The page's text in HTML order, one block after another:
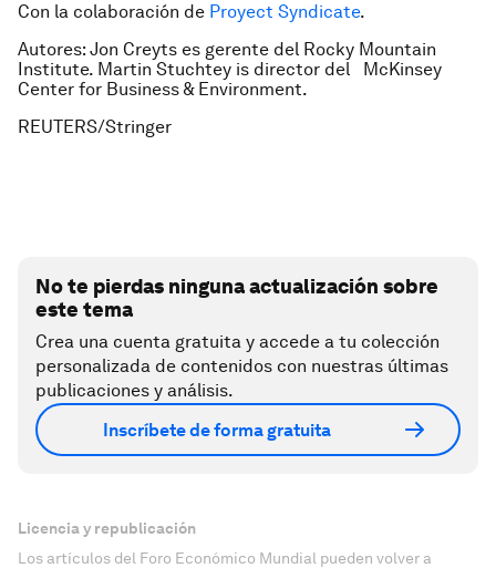
Con la colaboración de Proyect Syndicate.
Autores: Jon Creyts es gerente del Rocky Mountain
Institute. Martin Stuchtey is director del McKinsey
Center for Business & Environment.
REUTERS/Stringer
No te pierdas ninguna actualización sobre
este tema
Crea una cuenta gratuita y accede a tu colección
personalizada de contenidos con nuestras últimas
publicaciones y análisis.
Inscríbete de forma gratuita
Licencia y republicación
Los artículos del Foro Económico Mundial pueden volver a